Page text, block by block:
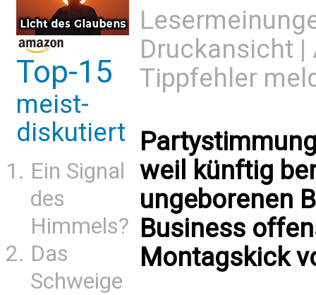
Top-15
meist-
diskutiert
Ein Signal
des
Himmels?
Das
Schweige
Druckansicht |
Tippfehler
weil künftig
ungeborenen
Business
Montagskick